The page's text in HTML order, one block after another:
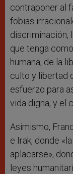
contraponer al
fobias
discriminación,
que tenga
humana, de la
culto y libertad
esfuerzo para
vida digna, y el
Asimismo,
e Irak, donde
aplacarse»,
leyes